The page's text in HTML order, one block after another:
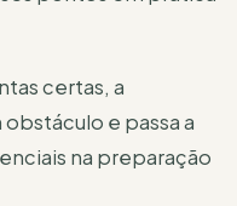
certas, a
e passa a
na preparação